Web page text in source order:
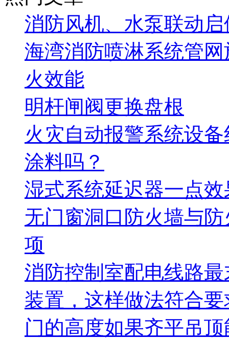
消防风机、水泵联动
海湾消防喷淋系统管
火效能
明杆闸阀更换盘根
火灾自动报警系统设
涂料吗？
湿式系统延迟器一点
无门窗洞口防火墙与
项
消防控制室配电线路
装置，这样做法符合
门的高度如果齐平吊